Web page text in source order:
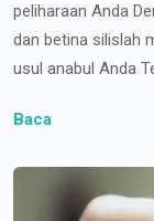
peliharaan Anda
dan betina silislah
usul anabul Anda
Baca